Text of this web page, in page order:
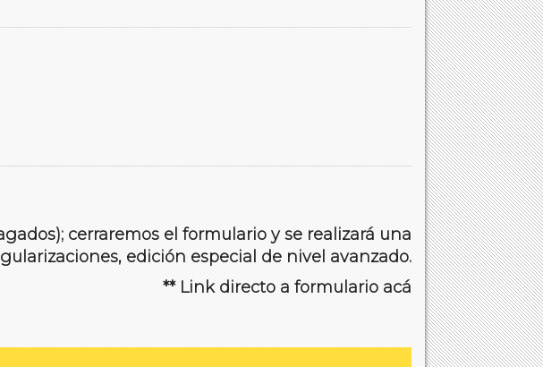
cerraremos el formulario y se realizará una
edición especial de nivel avanzado.
** Link directo a formulario acá